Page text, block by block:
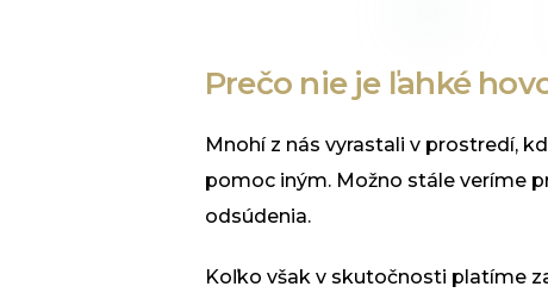
Prečo nie je ľahké
Mnohí z nás vyrastali v prostredí,
pomoc iným. Možno stále veríme
odsúdenia.
Koľko však v skutočnosti platíme